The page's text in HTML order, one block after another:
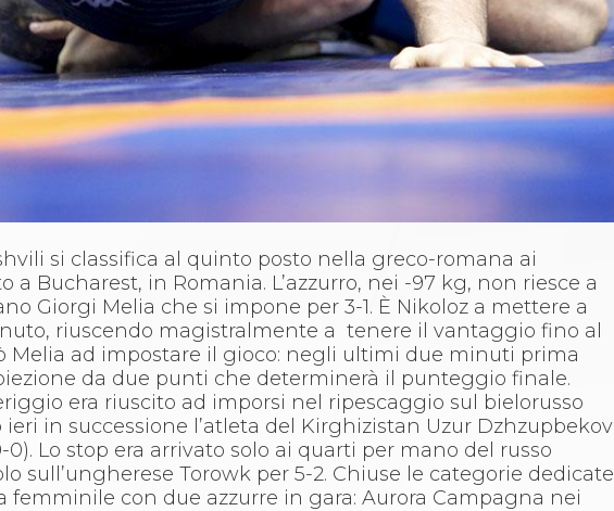
si classifica al quinto posto nella greco-romana ai
Bucharest, in Romania. L’azzurro, nei -97 kg, non riesce a
Giorgi Melia che si impone per 3-1. È Nikoloz a mettere a
riuscendo magistralmente a tenere il vantaggio fino al
Melia ad impostare il gioco: negli ultimi due minuti prima
da due punti che determinerà il punteggio finale.
era riuscito ad imporsi nel ripescaggio sul bielorusso
in successione l’atleta del Kirghizistan Uzur Dzhzupbekov
Lo stop era arrivato solo ai quarti per mano del russo
sull’ungherese Torowk per 5-2. Chiuse le categorie dedicate
con due azzurre in gara: Aurora Campagna nei